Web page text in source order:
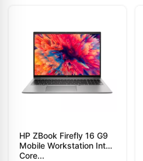
HP ZBook Firefly 16 G9
Mobile Workstation Intel
Core...